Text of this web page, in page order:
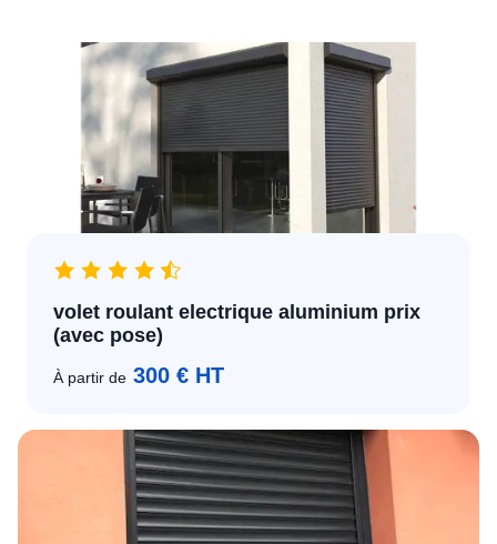
volet roulant electrique aluminium prix
(avec pose)
À partir de 300 € HT